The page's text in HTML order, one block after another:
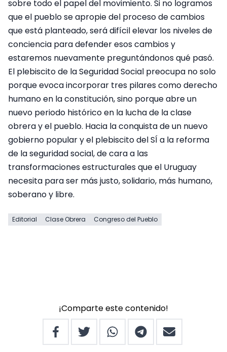
sobre todo el papel del movimiento. Si no logramos
que el pueblo se apropie del proceso de cambios
que está planteado, será difícil elevar los niveles de
conciencia para defender esos cambios y
estaremos nuevamente preguntándonos qué pasó.
El plebiscito de la Seguridad Social preocupa no solo
porque evoca incorporar tres pilares como derecho
humano en la constitución, sino porque abre un
nuevo periodo histórico en la lucha de la clase
obrera y el pueblo. Hacia la conquista de un nuevo
gobierno popular y el plebiscito del SÍ a la reforma
de la seguridad social, de cara a las
transformaciones estructurales que el Uruguay
necesita para ser más justo, solidario, más humano,
soberano y libre.
Editorial Clase Obrera Congreso del Pueblo
¡Comparte este contenido!